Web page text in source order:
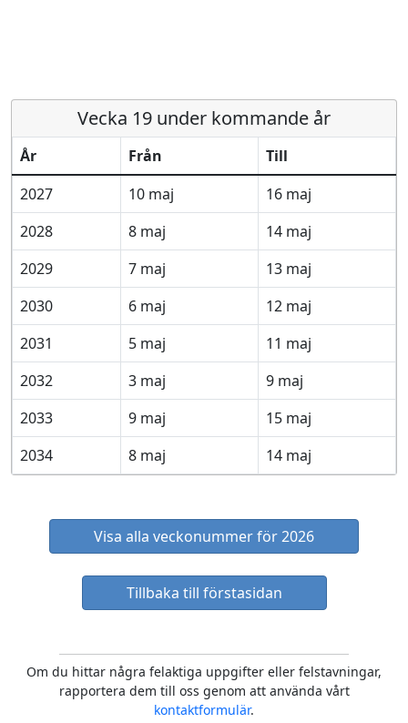
Vecka 19 under kommande år
År Från
Till
2027
10 maj
16 maj
2028
8 maj
14 maj
2029
7 maj
13 maj
2030
6 maj
12 maj
2031
5 maj
11 maj
2032
3 maj
9 maj
2033
9 maj
15 maj
2034
8 maj 14 maj
Visa alla veckonummer för 2026
Tillbaka till förstasidan
Om du hittar några felaktiga uppgifter eller felstavningar,
rapportera dem till oss genom att använda vårt
kontaktformulär.